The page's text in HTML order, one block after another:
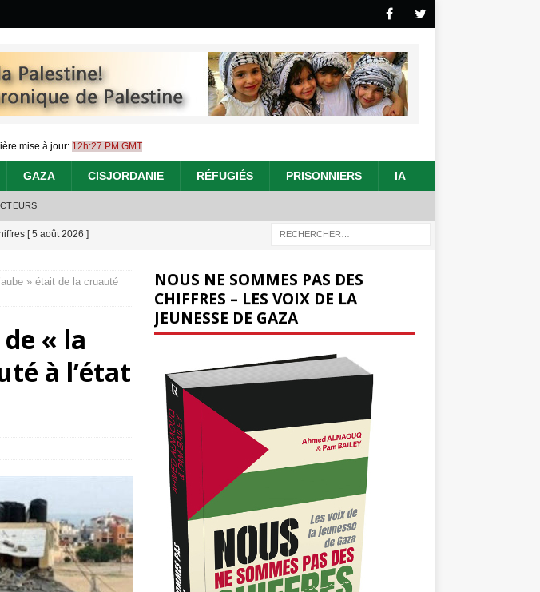
mise à jour: 12h:27 PM GMT
GAZA CISJORDANIE RÉFUGIÉS PRISONNIERS IA
[ 5 août 2026 ]
les Israéliens multiplie les
pour leurs déchets
» était de la cruauté
« la
à l’état
NOUS NE SOMMES PAS DES
CHIFFRES – LES VOIX DE LA
JEUNESSE DE GAZA